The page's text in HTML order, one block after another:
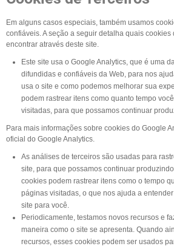
Em alguns casos especiais, também usamos
confiáveis. A seção a seguir detalha quais cookies
encontrar através deste site.
Este site usa o Google Analytics, que é uma
difundidas e confiáveis da Web, para nos
usa o site e como podemos melhorar sua
podem rastrear itens como quanto tempo
visitadas, para que possamos continuar
Para mais informações sobre cookies do Google
oficial do Google Analytics.
As análises de terceiros são usadas para
site, para que possamos continuar
cookies podem rastrear itens como o tempo
páginas visitadas, o que nos ajuda a
site para você.
Periodicamente, testamos novos recursos e
maneira como o site se apresenta. Quando
recursos, esses cookies podem ser usados